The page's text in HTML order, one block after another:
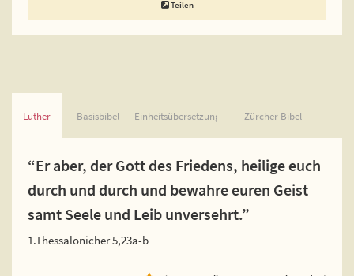
Teilen
Luther Basisbibel Einheitsübersetzung Zürcher Bibel
“Er aber, der Gott des Friedens, heilige euch
durch und durch und bewahre euren Geist
samt Seele und Leib unversehrt.”
1.Thessalonicher 5,23a-b